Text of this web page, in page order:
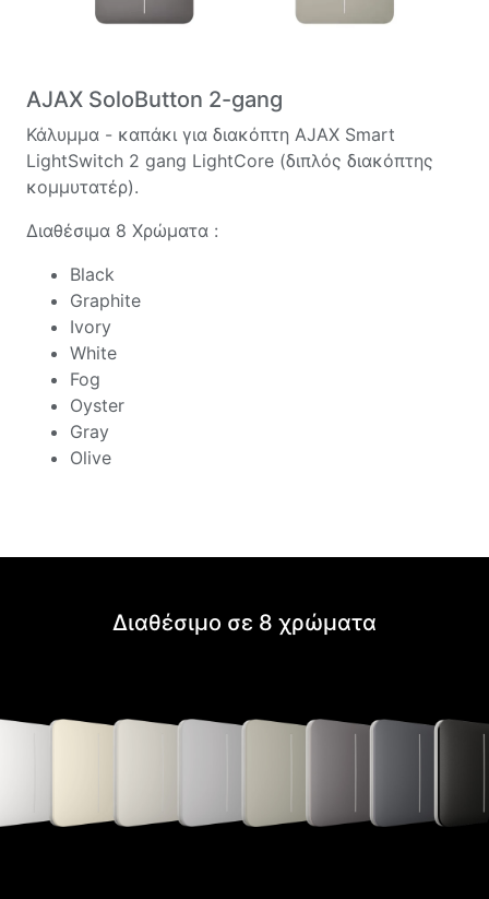
AJAX SoloButton 2-gang
Κάλυμμα - καπάκι για διακόπτη AJAX Smart
LightSwitch 2 gang LightCore (διπλός διακόπτης
κομμυτατέρ).
Διαθέσιμα 8 Χρώματα :
Black
Graphite
Ivory
White
Fog
Oyster
Gray
Olive
Διαθέσιμο σε 8 χρώματα